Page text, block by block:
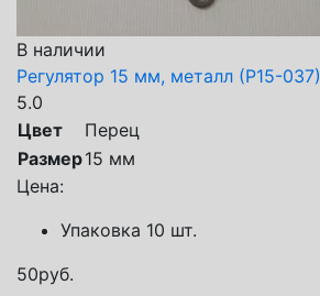
В наличии
Регулятор 15 мм, металл (Р15-037)
5.0
Цвет
Перец
Размер15 мм
Цена:
Упаковка 10 шт.
50руб.